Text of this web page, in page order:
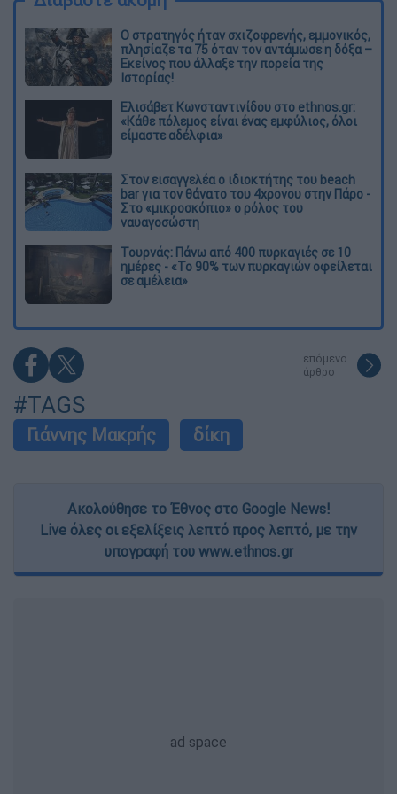
O στρατηγός ήταν σχιζοφρενής, εμμονικός,
πλησίαζε τα 75 όταν τον αντάμωσε η δόξα –
Εκείνος που άλλαξε την πορεία της
Ιστορίας!
Ελισάβετ Κωνσταντινίδου στο ethnos.gr:
«Κάθε πόλεμος είναι ένας εμφύλιος, όλοι
είμαστε αδέλφια»
Στον εισαγγελέα ο ιδιοκτήτης του beach
bar για τον θάνατο του 4χρονου στην Πάρο -
Στο «μικροσκόπιο» ο ρόλος του
ναυαγοσώστη
Τουρνάς: Πάνω από 400 πυρκαγιές σε 10
ημέρες - «Το 90% των πυρκαγιών οφείλεται
σε αμέλεια»
επόμενο
άρθρο
#TAGS
Γιάννης Μακρής δίκη
Ακολούθησε το Έθνος στο Google News!
Live όλες οι εξελίξεις λεπτό προς λεπτό, με την
υπογραφή του www.ethnos.gr